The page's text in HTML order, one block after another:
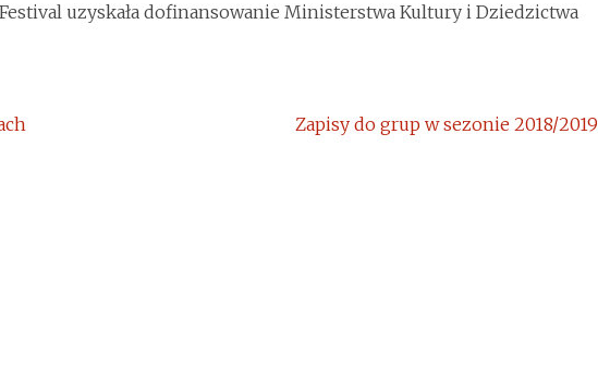
uzyskała dofinansowanie Ministerstwa Kultury i Dziedzictwa
Zapisy do grup w sezonie 2018/2019